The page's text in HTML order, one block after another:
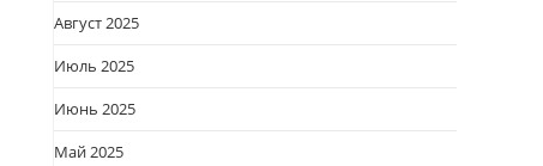
Август 2025
Июль 2025
Июнь 2025
Май 2025